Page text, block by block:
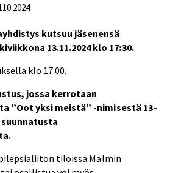
kutsuu jäsenensä
13.11.2024 klo 17:30.
klo 17.00.
jossa kerrotaan
”Oot yksi meistä” -nimisestä 13–
tiloissa Malmin